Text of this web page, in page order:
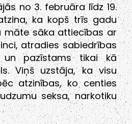
no 3. februāra līdz 19.
ka kopš trīs gadu
māte sāka attiecības ar
atradies sabiedrības
un pazīstams tikai kā
Viņš uzstāja, ka visu
atzinības, ko centies
seksa, narkotiku